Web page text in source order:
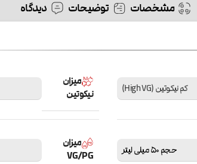
مشخصات توضیحات دیدگاه
کم نیکوتین (High VG)
میزان
نیکوتین
حجم 50 میلی لیتر
میزان
VG/PG